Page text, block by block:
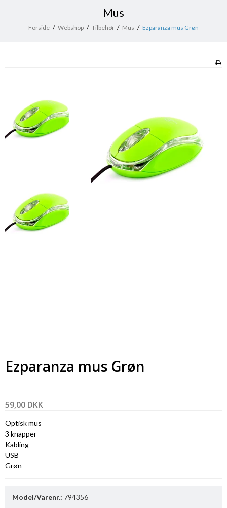
Mus
Forside / Webshop / Tilbehør / Mus / Ezparanza mus Grøn
Ezparanza mus Grøn
59,00 DKK
Optisk mus
3 knapper
Kabling
USB
Grøn
Model/Varenr.: 794356